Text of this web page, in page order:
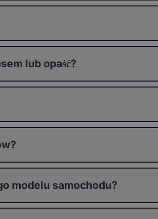
lub opaść?
modelu samochodu?